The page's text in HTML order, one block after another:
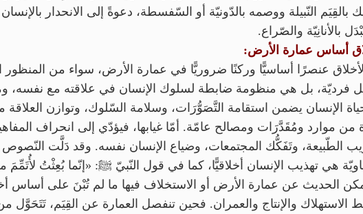
بالقِيَم النّبيلة ووصمه بالدّونيّة أو السّفسطة، دعوةً إلى الانحدار
بالأنانِيّة والصّراع.
أساس عمارة الأرض:
عنصرًا أساسيًّا وركنًا ضروريًّا في عمارة الأرض، سواء من
فرديّة، بل هي منظومة ضابطة لسلوك الإنسان في علاقته مع نفسه،
الإنسان يضمن استقامة التَّصَوُّرَات، وسلامة السّلوك، وتوازن
من موارد ومُقَدَّرَات ومصالح عامّة. أمّا غيابها، فيؤدّي إلى انحراف
الطّبيعة، وتَفَكُّك المجتمعات، وضياع الإنسان نفسه. وقد دَلَّت
هي تهذيب الإنسان أخلاقيًّا، كما في قول النّبيّ ﷺَ: «إنّما بُعِثْتُ لأُتَمِّمَ
الحديث عن عمارة الأرض أو الاستخلاف فيها ما لم تُبْنَ على أساس
الاستهلاك والإنتاج والعمران. فحين تنفصل العمارة عن القِيَم، تَتَحَوَّل